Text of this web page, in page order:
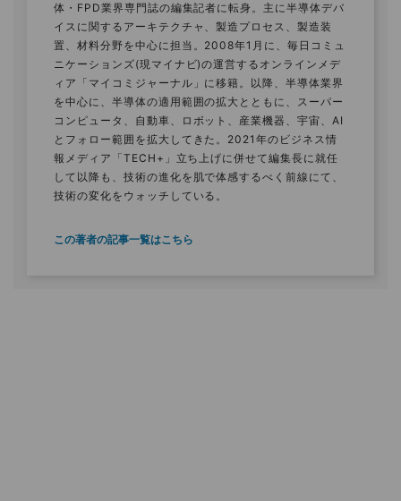
体・FPD業界専門誌の編集記者に転身。主に半導体デバ
イスに関するアーキテクチャ、製造プロセス、製造装
置、材料分野を中心に担当。2008年1月に、毎日コミュ
ニケーションズ(現マイナビ)の運営するオンラインメデ
ィア「マイコミジャーナル」に移籍。以降、半導体業界
を中心に、半導体の適用範囲の拡大とともに、スーパー
コンピュータ、自動車、ロボット、産業機器、宇宙、AI
とフォロー範囲を拡大してきた。2021年のビジネス情
報メディア「TECH+」立ち上げに併せて編集長に就任
して以降も、技術の進化を肌で体感するべく前線にて、
技術の変化をウォッチしている。
この著者の記事一覧はこちら